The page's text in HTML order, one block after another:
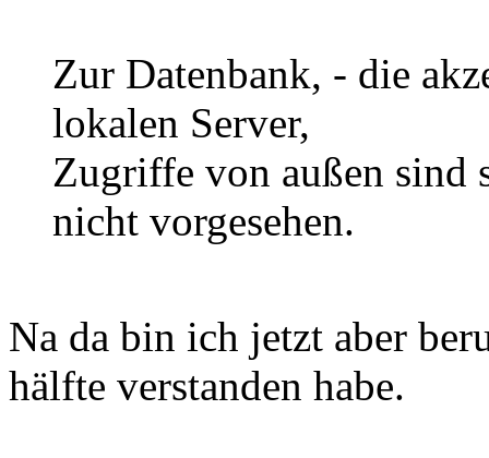
Zur Datenbank, - die
lokalen Server,
Zugriffe von außen sind
nicht vorgesehen.
Na da bin ich jetzt aber
hälfte verstanden habe.